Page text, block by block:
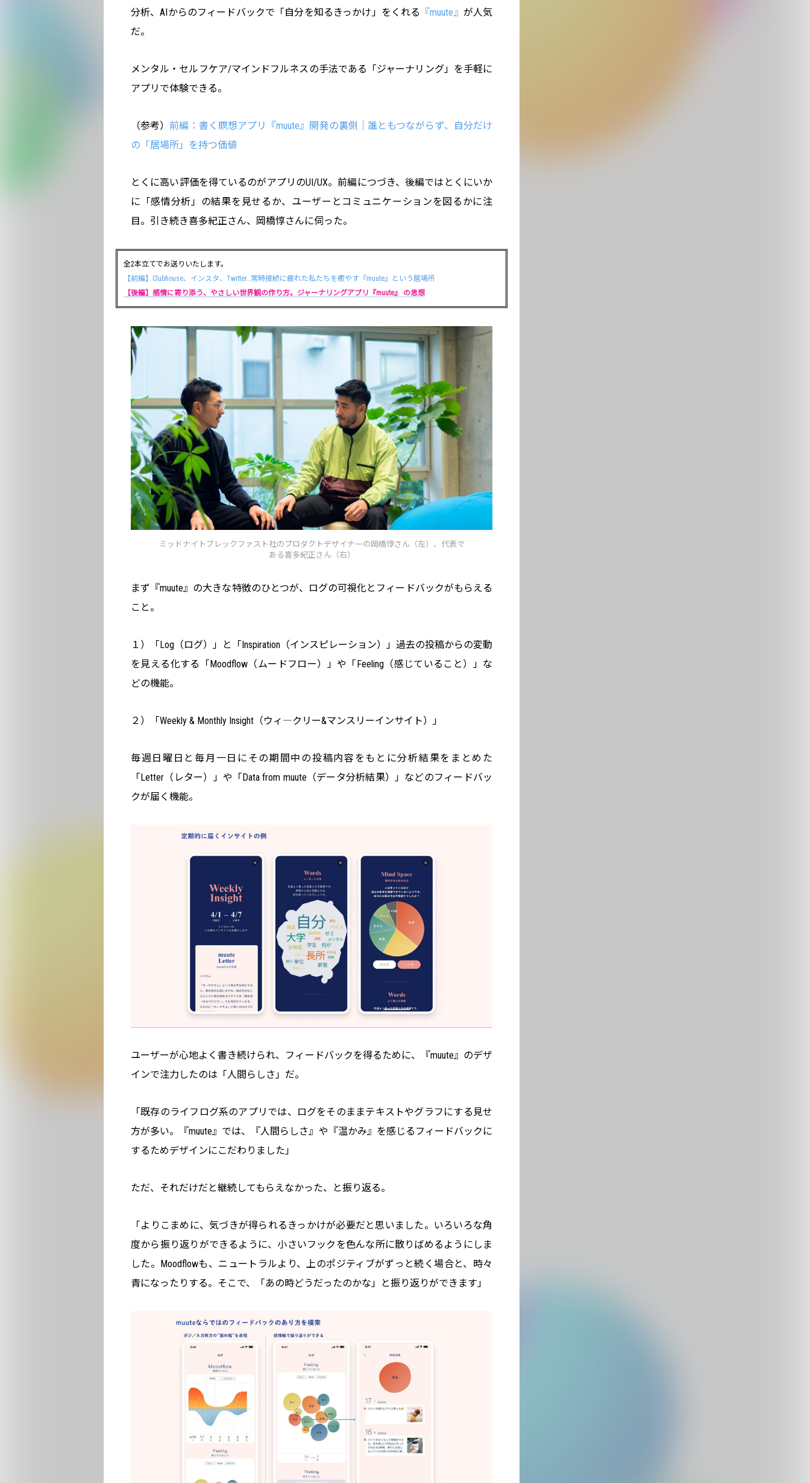
分析、AIからのフィードバックで「自分を知るきっかけ」をくれる 『muute』 が人気
だ。
メンタル・セルフケア/マインドフルネスの手法である「ジャーナリング」を手軽に
アプリで体験できる。
（参考）前編：書く瞑想アプリ『muute』開発の裏側｜誰ともつながらず、自分だけ
の「居場所」を持つ価値
とくに高い評価を得ているのがアプリのUI/UX。前編につづき、後編ではとくにいか
に「感情分析」の結果を見せるか、ユーザーとコミュニケーションを図るかに注
目。引き続き喜多紀正さん、岡橋惇さんに伺った。
全2本立てでお送りいたします。
【前編】Clubhouse、インスタ、Twitter…常時接続に疲れた私たちを癒やす『muute』という居場所
【後編】感情に寄り添う、やさしい世界観の作り方。ジャーナリングアプリ『muute』 の思想
ミッドナイトブレックファスト社のプロダクトデザイナーの岡橋惇さん（左）、代表で
ある喜多紀正さん（右）
まず『muute』の大きな特徴のひとつが、ログの可視化とフィードバックがもらえる
こと。
１）「Log（ログ）」と「Inspiration（インスピレーション）」過去の投稿からの変動
を見える化する「Moodflow（ムードフロー）」や「Feeling（感じていること）」な
どの機能。
２）「Weekly & Monthly Insight（ウィ―クリー&マンスリーインサイト）」
毎週日曜日と毎月一日にその期間中の投稿内容をもとに分析結果をまとめた
「Letter（レター）」や「Data from muute（データ分析結果）」などのフィードバッ
クが届く機能。
ユーザーが心地よく書き続けられ、フィードバックを得るために、『muute』のデザ
インで注力したのは「人間らしさ」だ。
「既存のライフログ系のアプリでは、ログをそのままテキストやグラフにする見せ
方が多い。『muute』では、『人間らしさ』や『温かみ』を感じるフィードバックに
するためデザインにこだわりました」
ただ、それだけだと継続してもらえなかった、と振り返る。
「よりこまめに、気づきが得られるきっかけが必要だと思いました。いろいろな角
度から振り返りができるように、小さいフックを色んな所に散りばめるようにしま
した。Moodflowも、ニュートラルより、上のポジティブがずっと続く場合と、時々
青になったりする。そこで、「あの時どうだったのかな」と振り返りができます」